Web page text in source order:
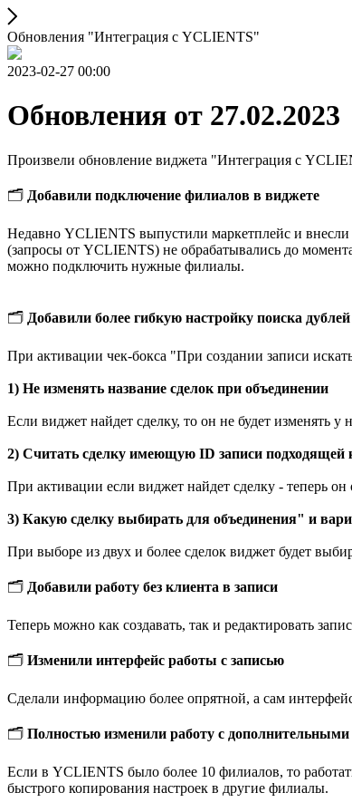
Обновления "Интеграция с YCLIENTS"
2023-02-27 00:00
Обновления от 27.02.2023
Произвели обновление виджета "Интеграция с
🗂 Добавили подключение филиалов в виджете
Недавно YCLIENTS выпустили маркетплейс и внесли
(запросы от YCLIENTS) не обрабатывались до
можно подключить нужные филиалы.
🗂 Добавили более гибкую настройку поиска
При активации чек-бокса "При создании записи
1) Не изменять название сделок при объединении
Если виджет найдет сделку, то он не будет изменять
2) Считать сделку имеющую ID записи подходящей
При активации если виджет найдет сделку - теперь он
3) Какую сделку выбирать для объединения" и
При выборе из двух и более сделок виджет будет
🗂 Добавили работу без клиента в записи
Теперь можно как создавать, так и редактировать
🗂 Изменили интерфейс работы с записью
Сделали информацию более опрятной, а сам
🗂 Полностью изменили работу с
Если в YCLIENTS было более 10 филиалов, то
быстрого копирования настроек в другие филиалы.